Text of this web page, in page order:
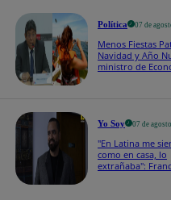
Política 07 de
Menos Fiestas
Navidad y Año
ministro de
Yo Soy 07 de
"En Latina me
como en casa, lo
extrañaba":